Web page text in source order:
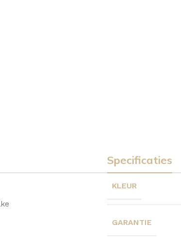
Specificaties
KLEUR
GARANTIE